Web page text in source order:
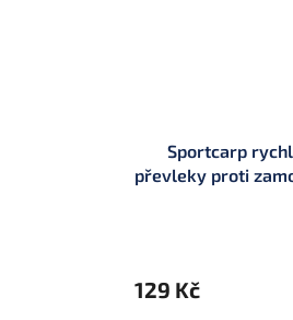
Sportcarp
převleky proti
129 Kč